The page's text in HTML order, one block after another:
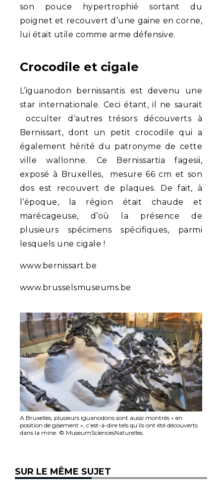
son pouce hypertrophié sortant du
poignet et recouvert d’une gaine en corne,
lui était utile comme arme défensive.
Crocodile et cigale
L’iguanodon bernissantis est devenu une
star internationale. Ceci étant, il ne saurait
occulter d’autres trésors découverts à
Bernissart, dont un petit crocodile qui a
également hérité du patronyme de cette
ville wallonne. Ce Bernissartia fagesii,
exposé à Bruxelles, mesure 66 cm et son
dos est recouvert de plaques. De fait, à
l’époque, la région était chaude et
marécageuse, d’où la présence de
plusieurs spécimens spécifiques, parmi
lesquels une cigale !
www.bernissart.be
www.brusselsmuseums.be
A Bruxelles, plusieurs iguanodons sont aussi montrés « en
position de gisement », c’est-à-dire tels qu’ils ont été découverts
dans la mine. © MuseumSciencesNaturelles
SUR LE MÊME SUJET